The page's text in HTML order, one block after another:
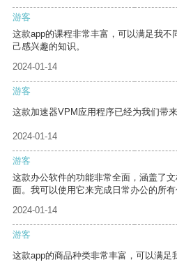
游客
这款app的课程非常丰富，可以满足我不
己感兴趣的知识。
2024-01-14
游客
这款加速器VPM应用程序已经为我们带
2024-01-14
游客
这款办公软件的功能非常全面，涵盖了
面。我可以使用它来完成日常办公的所有
2024-01-14
游客
这款app的商品种类非常丰富，可以满足